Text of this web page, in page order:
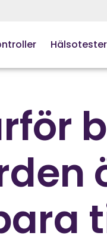
Hälsotester